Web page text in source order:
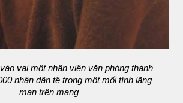
vai một nhân viên văn phòng thành
nhân dân tệ trong một mối tình lãng
mạn trên mạng